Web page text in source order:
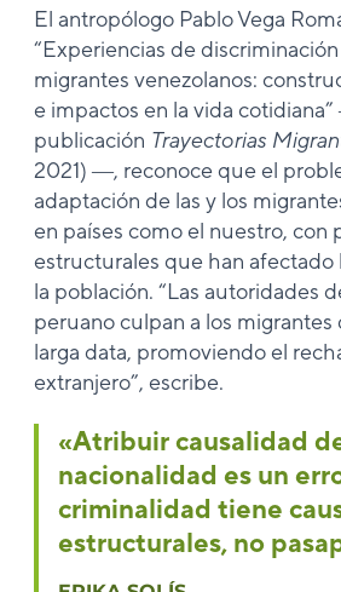
El antropólogo Pablo Vega
“Experiencias de
migrantes venezolanos:
e impactos en la vida
publicación Trayectorias
2021) ―, reconoce que el
adaptación de las y los
en países como el nuestro, con
estructurales que han afectado
la población. “Las autoridades
peruano culpan a los
larga data, promoviendo el
extranjero”, escribe.
«Atribuir causalidad
nacionalidad es un
criminalidad tiene
estructurales, no